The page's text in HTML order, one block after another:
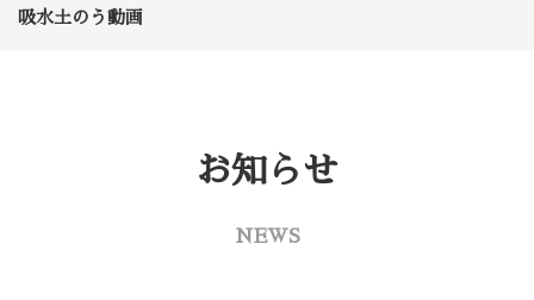
吸水土のう動画
お知らせ
NEWS